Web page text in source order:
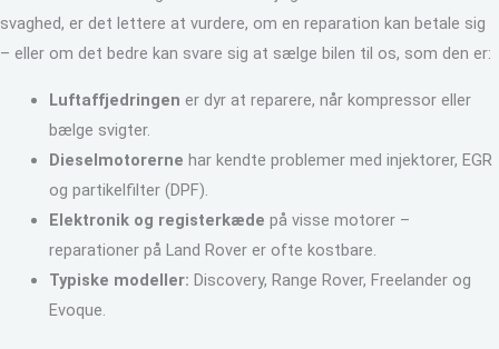
svaghed, er det lettere at vurdere, om en reparation kan betale sig
– eller om det bedre kan svare sig at sælge bilen til os, som den er:
Luftaffjedringen er dyr at reparere, når kompressor eller
bælge svigter.
Dieselmotorerne har kendte problemer med injektorer, EGR
og partikelfilter (DPF).
Elektronik og registerkæde på visse motorer –
reparationer på Land Rover er ofte kostbare.
Typiske modeller: Discovery, Range Rover, Freelander og
Evoque.